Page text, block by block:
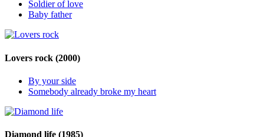
Soldier of love
Baby father
Lovers rock (2000)
By your side
Somebody already broke my heart
Diamond life (1985)